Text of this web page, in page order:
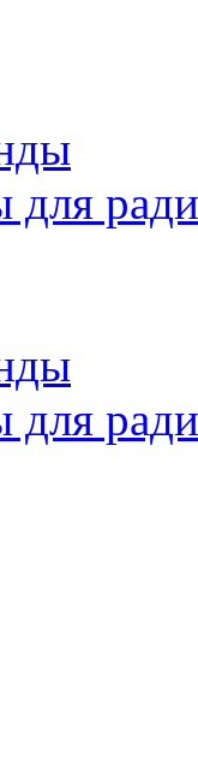
для
для